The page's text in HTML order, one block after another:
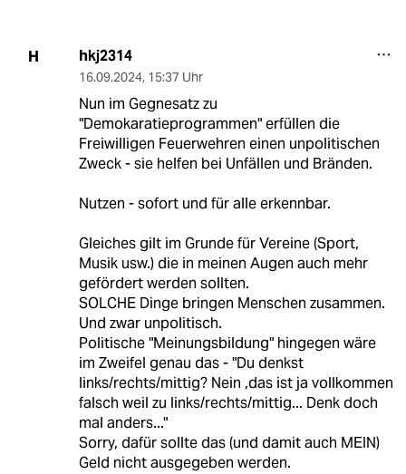
H hkj2314
16.09.2024, 15:37 Uhr
Nun im Gegnesatz zu
"Demokaratieprogrammen" erfüllen die
Freiwilligen Feuerwehren einen unpolitischen
Zweck - sie helfen bei Unfällen und Bränden.
Nutzen - sofort und für alle erkennbar.
Gleiches gilt im Grunde für Vereine (Sport,
Musik usw.) die in meinen Augen auch mehr
gefördert werden sollten.
SOLCHE Dinge bringen Menschen zusammen.
Und zwar unpolitisch.
Politische "Meinungsbildung" hingegen wäre
im Zweifel genau das - "Du denkst
links/rechts/mittig? Nein ,das ist ja vollkommen
falsch weil zu links/rechts/mittig... Denk doch
mal anders..."
Sorry, dafür sollte das (und damit auch MEIN)
Geld nicht ausgegeben werden.